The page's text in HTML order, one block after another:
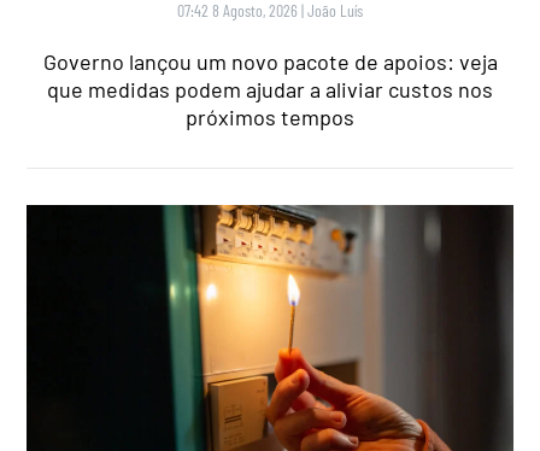
07:42 8 Agosto, 2026 |João Luís
Governo lançou um novo pacote de apoios: veja
que medidas podem ajudar a aliviar custos nos
próximos tempos